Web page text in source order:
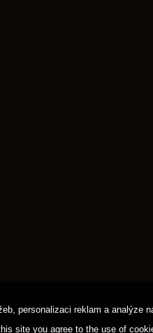
personalizaci reklam a
site you agree to the use of